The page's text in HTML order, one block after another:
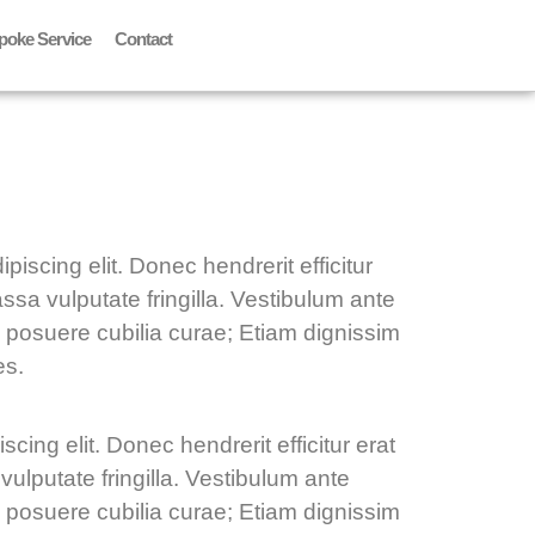
Service Contact
elit. Donec hendrerit efficitur
vulputate fringilla. Vestibulum ante
cubilia curae; Etiam dignissim
elit. Donec hendrerit efficitur erat
fringilla. Vestibulum ante
cubilia curae; Etiam dignissim